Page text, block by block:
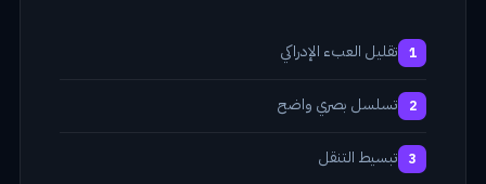
1 تقليل العبء الإدراكي
2 تسلسل بصري واضح
3 تبسيط التنقل